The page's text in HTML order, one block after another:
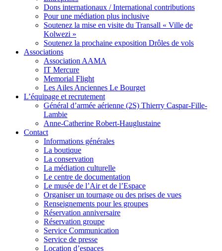
Dons internationaux / International contributions
Pour une médiation plus inclusive
Soutenez la mise en visite du Transall « Ville de
Kolwezi »
Soutenez la prochaine exposition Drôles de vols
Associations
Association AAMA
IT Mercure
Memorial Flight
Les Ailes Anciennes Le Bourget
L’équipage et recrutement
Général d’armée aérienne (2S) Thierry Caspar-Fille-
Lambie
Anne-Catherine Robert-Hauglustaine
Contact
Informations générales
La boutique
La conservation
La médiation culturelle
Le centre de documentation
Le musée de l’Air et de l’Espace
Organiser un tournage ou des prises de vues
Renseignements pour les groupes
Réservation anniversaire
Réservation groupe
Service Communication
Service de presse
Location d’espaces